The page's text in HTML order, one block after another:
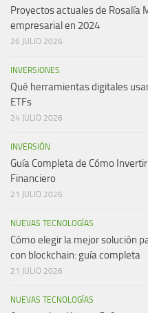
Proyectos actuales de Rosalía
empresarial en 2024
26 JULIO 2026
INVERSIONES
Qué herramientas digitales
ETFs
24 JULIO 2026
INVERSIÓN
Guía Completa de Cómo
Financiero
21 JULIO 2026
NUEVAS TECNOLOGÍAS
Cómo elegir la mejor solución
con blockchain: guía completa
21 JULIO 2026
NUEVAS TECNOLOGÍAS